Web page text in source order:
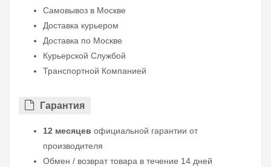
Самовывоз в Москве
Доставка курьером
Доставка по Москве
Курьерской Службой
Транспортной Компанией
Гарантия
12 месяцев официальной гарантии от
производителя
Обмен / возврат товара в течение 14 дней